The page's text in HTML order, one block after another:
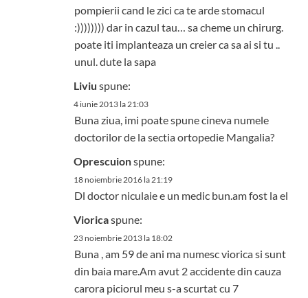
pompierii cand le zici ca te arde stomacul
:)))))))) dar in cazul tau… sa cheme un chirurg.
poate iti implanteaza un creier ca sa ai si tu ..
unul. dute la sapa
Liviu spune:
4 iunie 2013 la 21:03
Buna ziua, imi poate spune cineva numele
doctorilor de la sectia ortopedie Mangalia?
Oprescuionspune:
18 noiembrie 2016 la 21:19
Dl doctor niculaie e un medic bun.am fost la el
Vioricaspune:
23 noiembrie 2013 la 18:02
Buna , am 59 de ani ma numesc viorica si sunt
din baia mare.Am avut 2 accidente din cauza
carora piciorul meu s-a scurtat cu 7